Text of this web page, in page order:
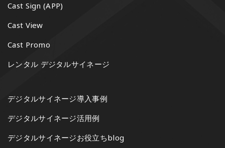
Cast Sign (APP)
Cast View
Cast Promo
レンタル デジタルサイネージ
デジタルサイネージ導入事例
デジタルサイネージ活用例
デジタルサイネージお役立ちblog